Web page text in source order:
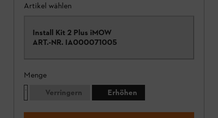
Artikel wählen
Install Kit 2 Plus iMOW
ART.-NR. IA000071005
Menge
Verringern
Erhöhen